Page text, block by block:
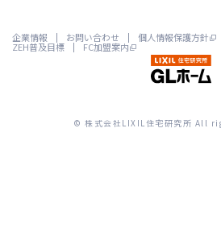
企業情報 お問い合わせ 個人情報保護方針
ZEH普及目標 FC加盟案内
© 株式会社LIXIL住宅研究所 All